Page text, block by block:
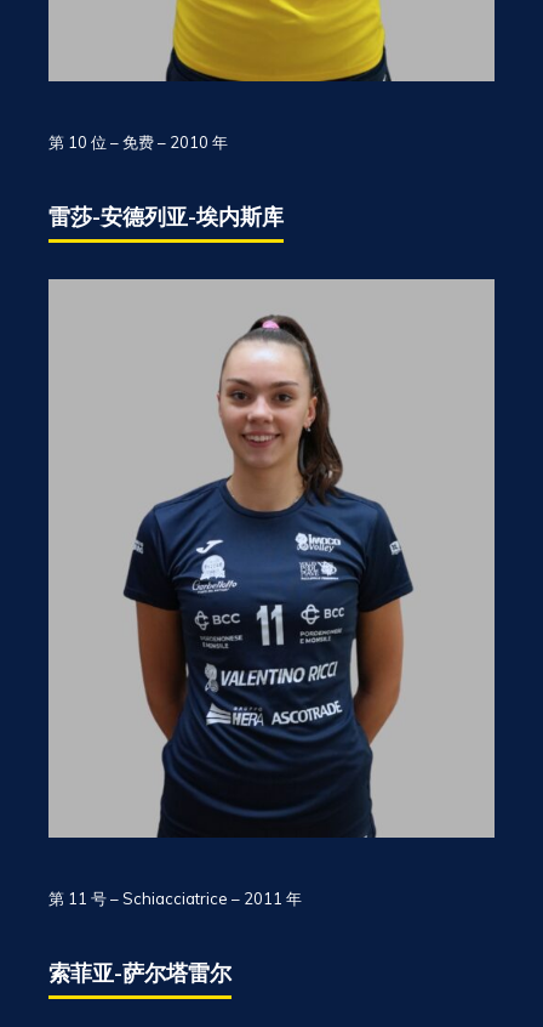
第 10 位 – 免费 – 2010 年
雷莎-安德列亚-埃内斯库
第 11 号 – Schiacciatrice – 2011 年
索菲亚-萨尔塔雷尔